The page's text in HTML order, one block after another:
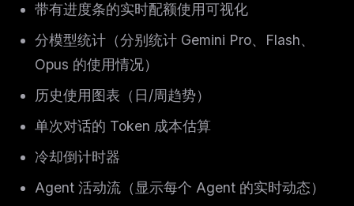
带有进度条的实时配额使用可视化
分模型统计（分别统计 Gemini Pro、Flash、
Opus 的使用情况）
历史使用图表（日/周趋势）
单次对话的 Token 成本估算
冷却倒计时器
Agent 活动流（显示每个 Agent 的实时动态）